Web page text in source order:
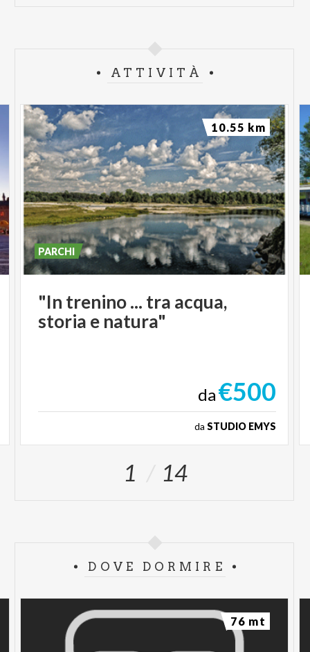
ATTIVITÀ
"In trenino... tra acqua,
storia e natura"
PARCHI
da€500
da STUDIO EMYS
10.55 km
1 14
DOVE DORMIRE
76 mt